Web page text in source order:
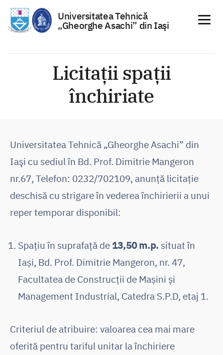
Universitatea Tehnică
„Gheorghe Asachi” din Iaşi
Licitații spații
închiriate
Universitatea Tehnică „Gheorghe Asachi” din
Iaşi cu sediul în Bd. Prof. Dimitrie Mangeron
nr.67, Telefon: 0232/702109, anunţă licitaţie
deschisă cu strigare în vederea închirierii a unui
reper temporar disponibil:
Spațiu în suprafață de 13,50 m.p. situat în
Iași, Bd. Prof. Dimitrie Mangeron, nr. 47,
Facultatea de Construcții de Mașini și
Management Industrial, Catedra S.P.D, etaj 1.
Criteriul de atribuire: valoarea cea mai mare
oferită pentru tariful unitar la închiriere